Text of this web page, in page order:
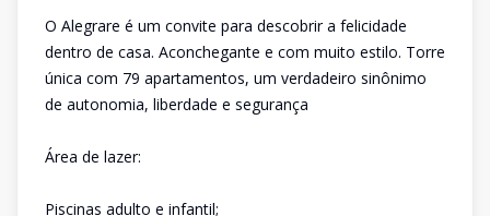
O Alegrare é um convite para descobrir a felicidade
dentro de casa. Aconchegante e com muito estilo. Torre
única com 79 apartamentos, um verdadeiro sinônimo
de autonomia, liberdade e segurança
Área de lazer:
Piscinas adulto e infantil;